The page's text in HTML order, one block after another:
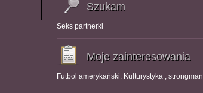
Szukam
Seks partnerki
Moje zainteresowania
Futbol amerykański. Kulturystyka , strongman